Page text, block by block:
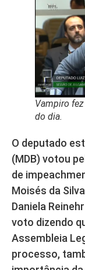
Vampiro
do dia.
O deputado
(MDB) votou
de
Moisés da
Daniela
voto dizendo
Assembleia
processo,